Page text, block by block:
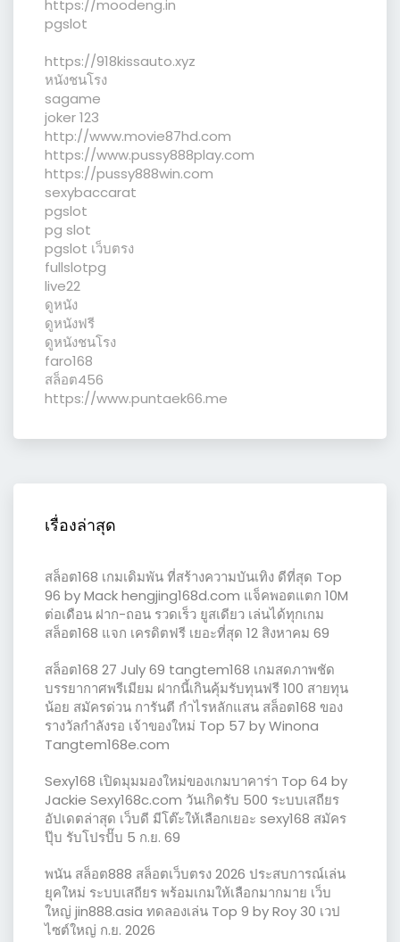
https://moodeng.in
pgslot
https://918kissauto.xyz
หนังชนโรง
sagame
joker 123
http://www.movie87hd.com
https://www.pussy888play.com
https://pussy888win.com
sexybaccarat
pgslot
pg slot
pgslot เว็บตรง
fullslotpg
live22
ดูหนัง
ดูหนังฟรี
ดูหนังชนโรง
faro168
สล็อต456
https://www.puntaek66.me
เรื่องล่าสุด
สล็อต168 เกมเดิมพัน ที่สร้างความบันเทิง ดีที่สุด Top
96 by Mack hengjing168d.com แจ็คพอตแตก 10M
ต่อเดือน ฝาก-ถอน รวดเร็ว ยูสเดียว เล่นได้ทุกเกม
สล็อต168 แจก เครดิตฟรี เยอะที่สุด 12 สิงหาคม 69
สล็อต168 27 July 69 tangtem168 เกมสดภาพชัด
บรรยากาศพรีเมียม ฝากนี้เกินคุ้มรับทุนฟรี 100 สายทุน
น้อย สมัครด่วน การันตี กำไรหลักแสน สล็อต168 ของ
รางวัลกำลังรอ เจ้าของใหม่ Top 57 by Winona
Tangtem168e.com
Sexy168 เปิดมุมมองใหม่ของเกมบาคาร่า Top 64 by
Jackie Sexy168c.com วันเกิดรับ 500 ระบบเสถียร
อัปเดตล่าสุด เว็บดี มีโต๊ะให้เลือกเยอะ sexy168 สมัคร
ปุ๊บ รับโปรปั๊บ 5 ก.ย. 69
พนัน สล็อต888 สล็อตเว็บตรง 2026 ประสบการณ์เล่น
ยุคใหม่ ระบบเสถียร พร้อมเกมให้เลือกมากมาย เว็บ
ใหญ่ jin888.asia ทดลองเล่น Top 9 by Roy 30 เวป
ไซต์ใหญ่ ก.ย. 2026